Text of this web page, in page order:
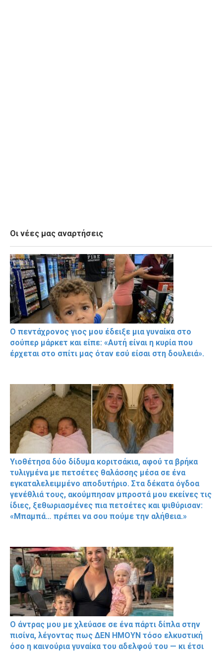
Οι νέες μας αναρτήσεις
Ο πεντάχρονος γιος μου έδειξε μια γυναίκα στο
σούπερ μάρκετ και είπε: «Αυτή είναι η κυρία που
έρχεται στο σπίτι μας όταν εσύ είσαι στη δουλειά».
Υιοθέτησα δύο δίδυμα κοριτσάκια, αφού τα βρήκα
τυλιγμένα με πετσέτες θαλάσσης μέσα σε ένα
εγκαταλελειμμένο αποδυτήριο. Στα δέκατα όγδοα
γενέθλιά τους, ακούμπησαν μπροστά μου εκείνες τις
ίδιες, ξεθωριασμένες πια πετσέτες και ψιθύρισαν:
«Μπαμπά… πρέπει να σου πούμε την αλήθεια.»
Ο άντρας μου με χλεύασε σε ένα πάρτι δίπλα στην
πισίνα, λέγοντας πως ΔΕΝ ΗΜΟΥΝ τόσο ελκυστική
όσο η καινούρια γυναίκα του αδελφού του — κι έτσι